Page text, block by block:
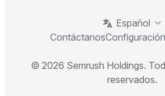
Español
Contáctanos
© 2026 Semrush Holdings.
reservados.